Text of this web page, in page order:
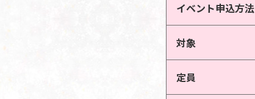
イベント申込方法
対象
定員